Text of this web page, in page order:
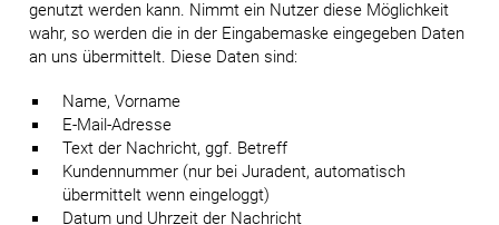
genutzt werden kann. Nimmt ein Nutzer diese Möglichkeit
wahr, so werden die in der Eingabemaske eingegeben Daten
an uns übermittelt. Diese Daten sind:
Name, Vorname
E-Mail-Adresse
Text der Nachricht, ggf. Betreff
Kundennummer (nur bei Juradent, automatisch
übermittelt wenn eingeloggt)
Datum und Uhrzeit der Nachricht